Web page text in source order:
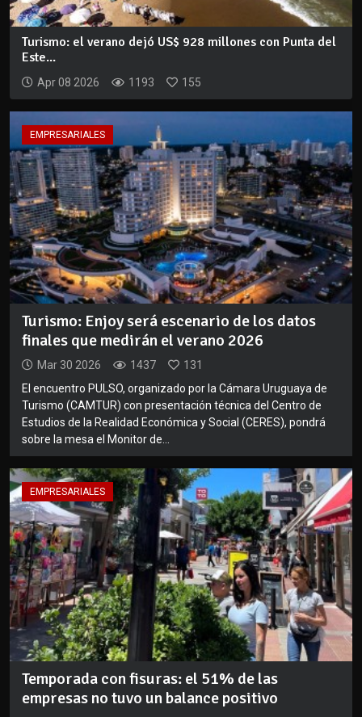
Turismo: el verano dejó US$ 928 millones con Punta del
Este...
Apr 08 2026 1193 155
EMPRESARIALES
Turismo: Enjoy será escenario de los datos
finales que medirán el verano 2026
Mar 30 2026 1437
131
El encuentro PULSO, organizado por la Cámara Uruguaya de
Turismo (CAMTUR) con presentación técnica del Centro de
Estudios de la Realidad Económica y Social (CERES), pondrá
sobre la mesa el Monitor de...
EMPRESARIALES
Temporada con fisuras: el 51% de las
empresas no tuvo un balance positivo